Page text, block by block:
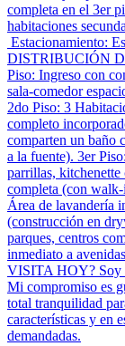
completa en el 3er
habitaciones
Estacionamiento:
DISTRIBUCIÓN
Piso: Ingreso con
sala-comedor
2do Piso: 3
completo
comparten un baño
a la fuente). 3er
parrillas,
completa (con
Área de lavandería
(construcción en
parques, centros
inmediato a
VISITA HOY? Soy
Mi compromiso es
total tranquilidad
características y en
demandadas.